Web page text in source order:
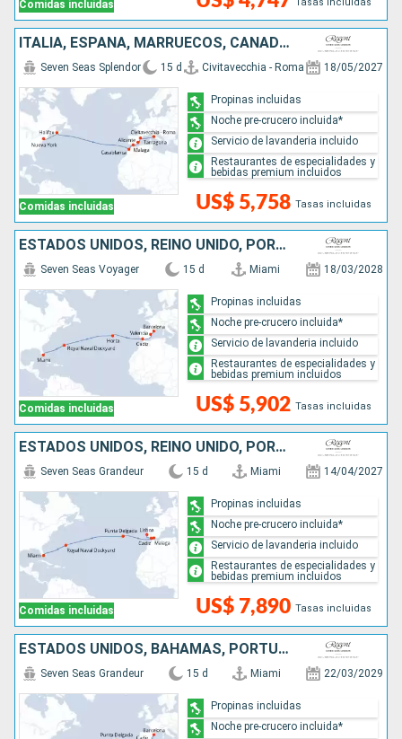
Comidas incluidas Tasas incluidas
ITALIA, ESPAÑA, MARRUECOS, CANADÁ, ESTADOS UNIDOS
Comidas incluidas
Seven Seas Splendor 15 d Civitavecchia - Roma 18/05/2027
US$ 5,758 Tasas incluidas
Propinas incluidas
Noche pre-crucero incluida*
Servicio de lavanderia incluido
Restaurantes de especialidades y
bebidas premium incluidos
ESTADOS UNIDOS, REINO UNIDO, PORTUGAL, ESPAÑA
Comidas incluidas
Seven Seas Voyager 15 d Miami 18/03/2028
US$ 5,902 Tasas incluidas
Propinas incluidas
Noche pre-crucero incluida*
Servicio de lavanderia incluido
Restaurantes de especialidades y
bebidas premium incluidos
ESTADOS UNIDOS, REINO UNIDO, PORTUGAL, ESPAÑA
Comidas incluidas
Seven Seas Grandeur 15 d Miami 14/04/2027
US$ 7,890 Tasas incluidas
Propinas incluidas
Noche pre-crucero incluida*
Servicio de lavanderia incluido
Restaurantes de especialidades y
bebidas premium incluidos
ESTADOS UNIDOS, BAHAMAS, PORTUGAL, ESPAÑA
Seven Seas Grandeur 15 d Miami 22/03/2029
Propinas incluidas
Noche pre-crucero incluida*